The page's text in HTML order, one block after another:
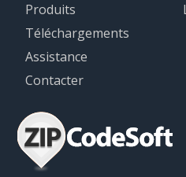
Produits
Téléchargements
Assistance
Contacter